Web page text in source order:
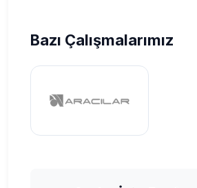
Bazı Çalışmalarımız